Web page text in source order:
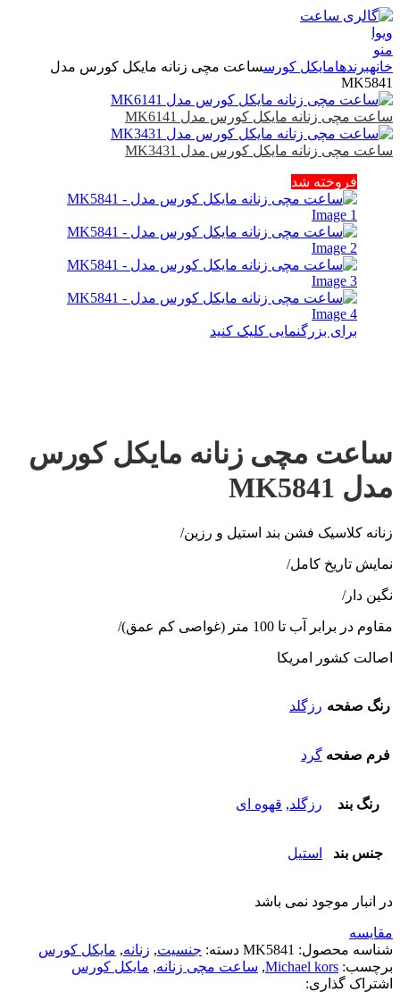
منو
خانهبرندهامایکل کورسساعت مچی زنانه مایکل کورس مدل
MK5841
ساعت مچی زنانه مایکل کورس مدل MK6141
ساعت مچی زنانه مایکل کورس مدل MK3431
فروخته شد
برای بزرگنمایی کلیک کنید
ساعت مچی زنانه مایکل کورس
مدل MK5841
زنانه کلاسیک فشن بند استیل و رزین/
نمایش تاریخ کامل/
نگین دار/
مقاوم در برابر آب تا 100 متر (غواصی کم عمق)/
اصالت کشور امریکا
رنگ صفحه رزگلد
فرم صفحه گرد
رنگ بند رزگلد, قهوه ای
جنس بند استیل
در انبار موجود نمی باشد
مقایسه
شناسه محصول: MK5841 دسته: جنسیت, زنانه, مایکل کورس
برچسب: Michael kors
, ساعت مچی زنانه, مایکل کورس
اشتراک گذاری: